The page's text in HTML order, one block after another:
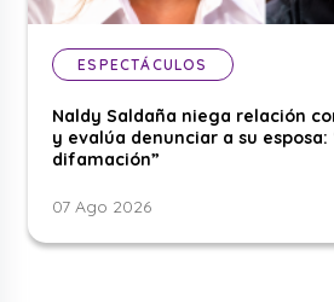
ESPECTÁCULOS
Naldy Saldaña niega relación
y evalúa denunciar a su esposa:
difamación”
07 Ago 2026